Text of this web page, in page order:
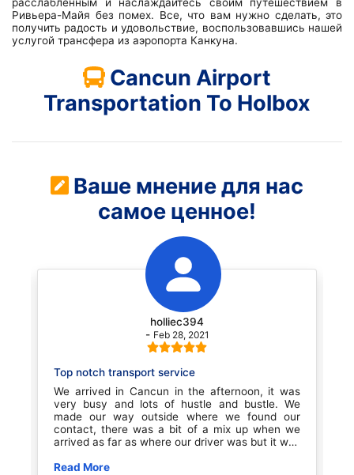
Ривьера-Майя без помех. Все, что вам нужно сделать, это
получить радость и удовольствие, воспользовавшись нашей
услугой трансфера из аэропорта Канкуна.
Cancun Airport
Transportation To Holbox
Ваше мнение для нас
самое ценное!
holliec394
- Feb 28, 2021
Top notch transport service
We arrived in Cancun in the afternoon, it was
very busy and lots of hustle and bustle. We
made our way outside where we found our
contact, there was a bit of a mix up when we
arrived as far as where our driver was but it was
our resort. Before entering our vehicle the driver
Read More